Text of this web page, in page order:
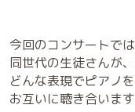
今回のコンサートでは
同世代の生徒さんが、
どんな表現でピアノ
お互いに聴き合います